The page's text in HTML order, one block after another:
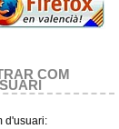
COM
d'usuari: